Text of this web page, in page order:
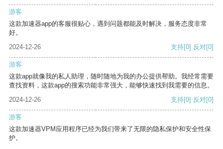
游客
这款加速器app的客服很贴心，遇到问题都能及时解决，服务态度非常
好。
2024-12-26
支持[0] 反对[0]
游客
这款app就像我的私人助理，随时随地为我的办公提供帮助。我经常需要
查找资料，这款app的搜索功能非常强大，能够快速找到我需要的信息。
2024-12-26
支持[0] 反对[0]
游客
这款加速器VPM应用程序已经为我们带来了无限的隐私保护和安全性保
护。